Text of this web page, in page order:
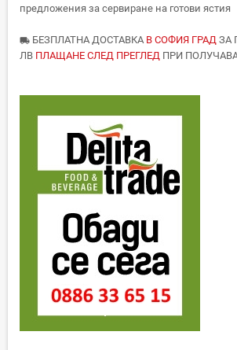
предложения за сервиране на готови ястия
local_shipping БЕЗПЛАТНА ДОСТАВКА В СОФИЯ ГРАД ЗА
ЛВ ПЛАЩАНЕ СЛЕД ПРЕГЛЕД ПРИ